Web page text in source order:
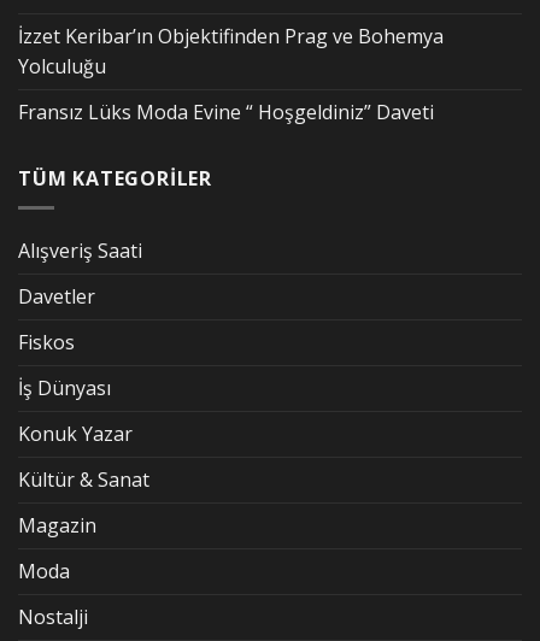
İzzet Keribar’ın Objektifinden Prag ve Bohemya
Yolculuğu
Fransız Lüks Moda Evine “ Hoşgeldiniz” Daveti
TÜM KATEGORİLER
Alışveriş Saati
Davetler
Fiskos
İş Dünyası
Konuk Yazar
Kültür & Sanat
Magazin
Moda
Nostalji